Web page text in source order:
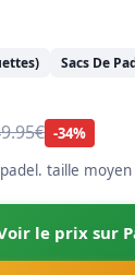
Sacs De
-34%
taille
le prix sur